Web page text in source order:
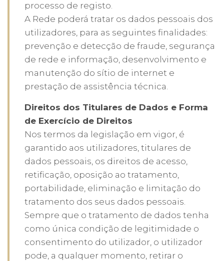
processo de registo.
A Rede poderá tratar os dados pessoais dos
utilizadores, para as seguintes finalidades:
prevenção e detecção de fraude, segurança
de rede e informação, desenvolvimento e
manutenção do sítio de internet e
prestação de assistência técnica.
Direitos dos Titulares de Dados e Forma
de Exercício de Direitos
Nos termos da legislação em vigor, é
garantido aos utilizadores, titulares de
dados pessoais, os direitos de acesso,
retificação, oposição ao tratamento,
portabilidade, eliminação e limitação do
tratamento dos seus dados pessoais.
Sempre que o tratamento de dados tenha
como única condição de legitimidade o
consentimento do utilizador, o utilizador
pode, a qualquer momento, retirar o